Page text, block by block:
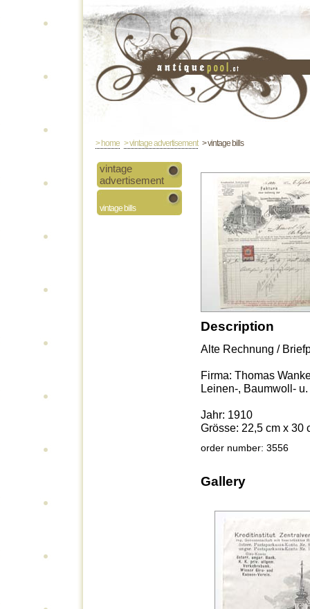
> home > vintage advertisement> vintage bills
vintage
advertisement
vintage bills
Description
Alte Rechnung /
Firma: Thomas
Leinen-, Baumwoll-
Jahr: 1910
Grösse: 22,5 cm x 30
order number: 3556
Gallery